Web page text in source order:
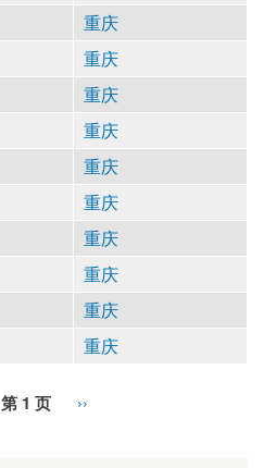
重庆
重庆
重庆
重庆
重庆
重庆
重庆
重庆
重庆
重庆
第 1 页 ››